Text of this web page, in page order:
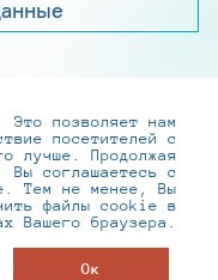
250-0-260
2Б строение 1
позволяет нам
посетителей с
лучше. Продолжая
Вы соглашаетесь с
Тем не менее, Вы
файлы cookie в
Вашего браузера.
Ок